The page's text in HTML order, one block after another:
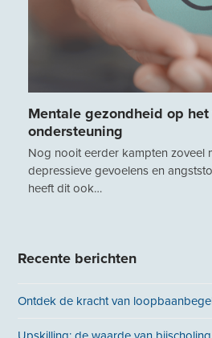
Mentale gezondheid op
ondersteuning
Nog nooit eerder kampten zoveel
depressieve gevoelens en
heeft dit ook…
Recente berichten
Ontdek de kracht van